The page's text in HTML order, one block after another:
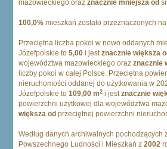
mazowieckiego oraz znacznie mniejsza od
100,0% mieszkań zostało przeznaczonych
Przeciętna liczba pokoi w nowo oddanych
Józefpolskie to 5,00 i jestznacznie większa
województwa mazowieckiego oraz znacznie
liczby pokoi w całej Polsce. Przeciętna
nieruchomości oddanej do użytkowania w
Józefpolskie to 109,00 m2 i jestznacznie
powierzchni użytkowej dla województwa
większa od przeciętnej powierzchni
Według danych archiwalnych pochodzących
Powszechnego Ludności i Mieszkań z 2002